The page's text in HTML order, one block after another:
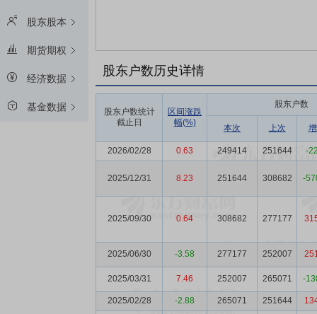
股东股本
期货期权
经济数据
基金数据
股东户数历史详情
股东户数统计
截止日
区间涨跌
幅(%)
股东户数
本次 上次
2026/02/28 0.63 249414 251644 -
2025/12/31 8.23 251644 308682 -
2025/09/30 0.64 308682 277177
2025/06/30 -3.58 277177 252007
2025/03/31 7.46 252007 265071 -
2025/02/28 -2.88 265071 251644